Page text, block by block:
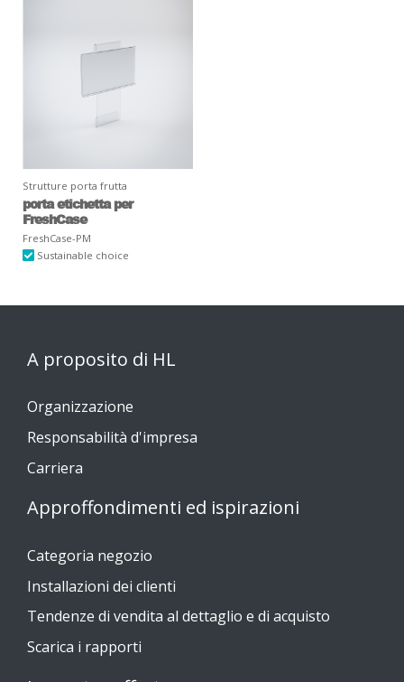
Strutture porta frutta
porta etichetta per
FreshCase
FreshCase-PM
Sustainable choice
A proposito di HL
Organizzazione
Responsabilità d'impresa
Carriera
Approffondimenti ed ispirazioni
Categoria negozio
Installazioni dei clienti
Tendenze di vendita al dettaglio e di acquisto
Scarica i rapporti